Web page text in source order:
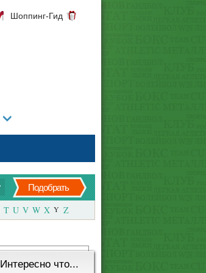
Шоппинг-Гид
Подобрать
T U V W X Y Z
Интересно что...